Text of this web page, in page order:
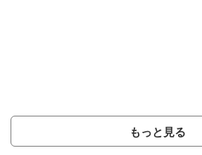
もっと見る